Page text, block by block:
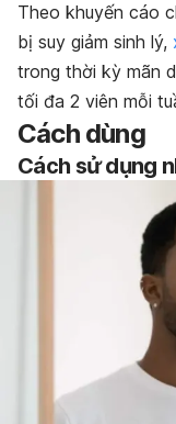
Theo khuyến cáo
bị suy giảm sinh lý,
trong thời kỳ mãn
tối đa 2 viên mỗi
Cách dùng
Cách sử dụng